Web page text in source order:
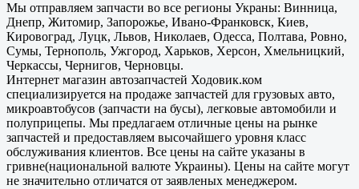
Мы отправляем запчасти во все регионы Украны: Винница,
Днепр, Житомир, Запорожье, Ивано-Франковск, Киев,
Кировоград, Луцк, Львов, Николаев, Одесса, Полтава, Ровно,
Сумы, Тернополь, Ужгород, Харьков, Херсон, Хмельницкий,
Черкассы, Чернигов, Черновцы.
Интернет магазин автозапчастей Ходовик.ком
специализируется на продаже запчастей для грузовых авто,
микроавтобусов (запчасти на бусы), легковые автомобили и
полуприцепы. Мы предлагаем отличные цены на рынке
запчастей и предоставляем высочайшего уровня класс
обслуживания клиентов. Все цены на сайте указаны в
гривне(национальной валюте Украины). Цены на сайте могут
не значительно отличатся от заявленых менеджером.